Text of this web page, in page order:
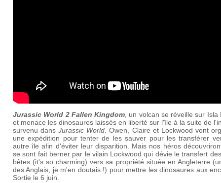
Jurassic World 2 Fallen Kingdom , un volcan se réveille sur Isla
et menace les dinosaures laissés en liberté sur l'île à la suite de
survenu dansJurassic World . Owen, Claire et Lockwood vont
une expédition pour tenter de les sauver pour les transférer
autre île afin d'éviter leur disparition. Mais nos héros
se sont fait berner par le vilain Lockwood qui dévie le transfert
bêtes (it's so charming) vers sa propriété située en Angleterre
des Anglais, je m'en doutais !) pour mettre les dinosaures aux
Sortie le 6 juin.